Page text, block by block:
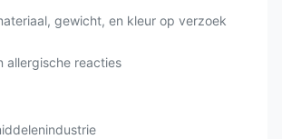
gewicht, en kleur op verzoek
allergische reacties